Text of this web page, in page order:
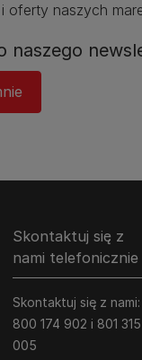
oferty naszych
naszego
Skontaktuj się z
nami telefonicznie
Skontaktuj się z nami:
800 174 902 i 801 315
005